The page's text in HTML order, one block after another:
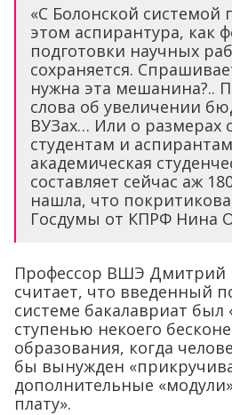
«С Болонской системой
этом аспирантура, как
подготовки научных
сохраняется.
нужна эта мешанина?..
слова об увеличении
ВУЗах… Или о размерах
студентам и
академическая
составляет сейчас аж
нашла, что
Госдумы от КПРФ Нина
Профессор ВШЭ Дмитрий
считает, что введенный
системе бакалавриат был
ступенью некоего
образования, когда
бы вынужден
дополнительные
плату».